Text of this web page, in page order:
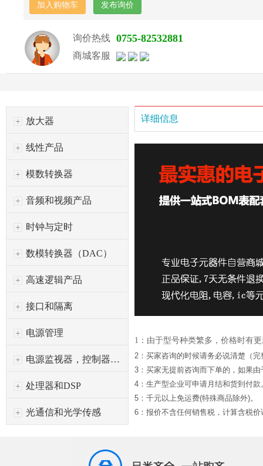
加入购物车 发布询价
询价热线 0755-82532881
商城客服
放大器
线性产品
模数转换器
音频和视频产品
时钟与定时
数模转换器（DAC）
高速逻辑产品
接口和隔离
电源管理
电源监视器，控制器和保护
处理器和DSP
光通信和光学传感
详细信息
1：由于型号种类繁多，价格时有
2：买家咨询的时候请务必说清楚（
3：买家无提前咨询而下单的，如果
4：生产型企业可申请月结和货到付款
5：千元以上免运费(特殊商品除外)。
6：报价不含任何销售税，计算含税价